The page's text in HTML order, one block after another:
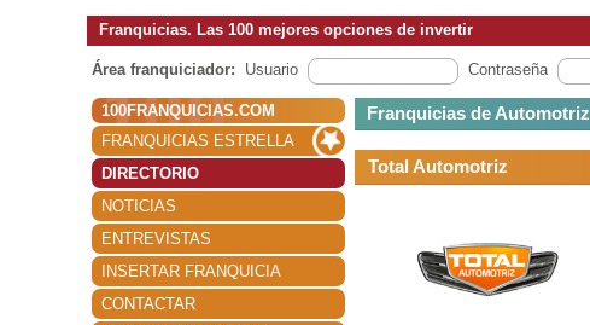
Franquicias. Las 100 mejores opciones de invertir
Área franquiciador: Usuario Contraseña
100FRANQUICIAS.COM
FRANQUICIAS ESTRELLA
DIRECTORIO
NOTICIAS
ENTREVISTAS
INSERTAR FRANQUICIA
CONTACTAR
Franquicias de Automotriz
Total Automotriz